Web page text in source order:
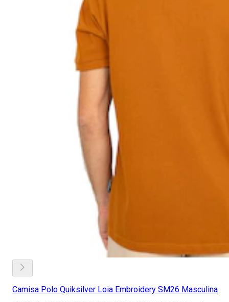
Camisa Polo Quiksilver Loia Embroidery SM26 Masculina